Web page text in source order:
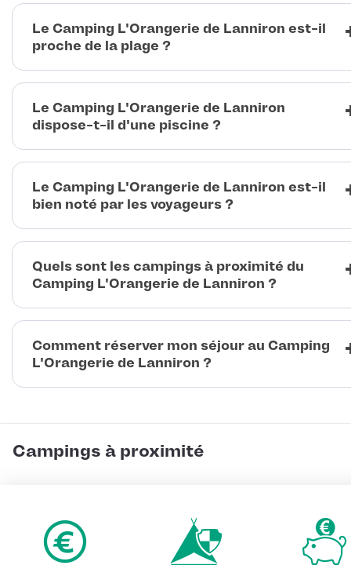
Le Camping L'Orangerie de Lanniron est-il
proche de la plage ?
Le Camping L'Orangerie de Lanniron
dispose-t-il d'une piscine ?
Le Camping L'Orangerie de Lanniron est-il
bien noté par les voyageurs ?
Quels sont les campings à proximité du
Camping L'Orangerie de Lanniron ?
Comment réserver mon séjour au Camping
L'Orangerie de Lanniron ?
Campings à proximité